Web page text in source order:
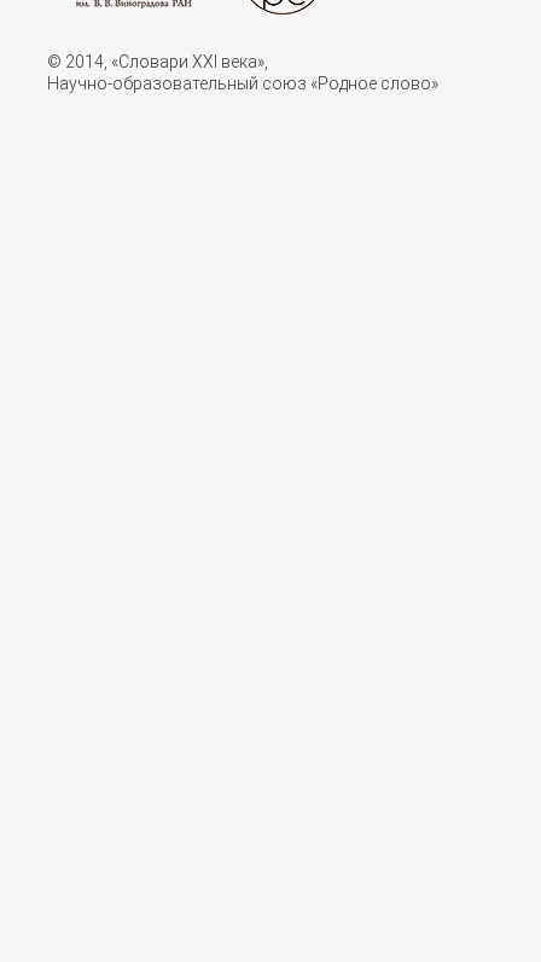
© 2014, «Словари XXI векa»,
Научно-образовательный союз «Родное слово»